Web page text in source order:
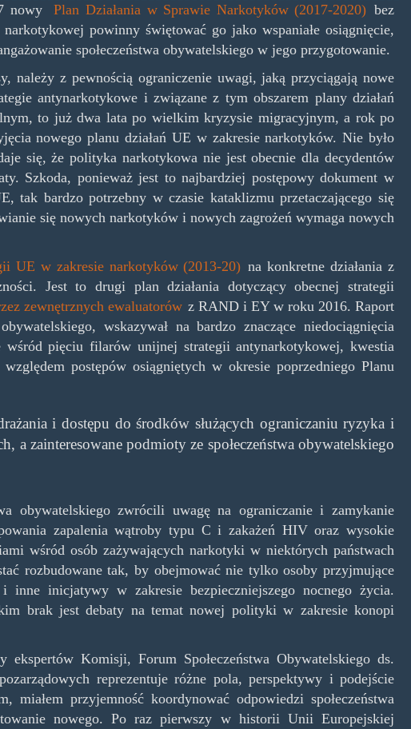
nowy Plan Działania w Sprawie Narkotyków (2017-2020) bez
powinny świętować go jako wspaniałe osiągnięcie,
społeczeństwa obywatelskiego w jego przygotowanie.
należy z pewnością ograniczenie uwagi, jaką przyciągają nowe
antynarkotykowe i związane z tym obszarem plany działań
to już dwa lata po wielkim kryzysie migracyjnym, a rok po
nowego planu działań UE w zakresie narkotyków. Nie było
się, że polityka narkotykowa nie jest obecnie dla decydentów
Szkoda, ponieważ jest to najbardziej postępowy dokument w
tak bardzo potrzebny w czasie kataklizmu przetaczającego się
się nowych narkotyków i nowych zagrożeń wymaga nowych
UE w zakresie narkotyków (2013-20) na konkretne działania z
Jest to drugi plan działania dotyczący obecnej strategii
zewnętrznych ewaluatorów z RAND i EY w roku 2016. Raport
wskazywał na bardzo znaczące niedociągnięcia
pięciu filarów unijnej strategii antynarkotykowej, kwestia
postępów osiągniętych w okresie poprzedniego Planu
i dostępu do środków służących ograniczaniu ryzyka i
a zainteresowane podmioty ze społeczeństwa obywatelskiego
obywatelskiego zwrócili uwagę na ograniczanie i zamykanie
zapalenia wątroby typu C i zakażeń HIV oraz wysokie
wśród osób zażywających narkotyki w niektórych państwach
rozbudowane tak, by obejmować nie tylko osoby przyjmujące
inne inicjatywy w zakresie bezpieczniejszego nocnego życia.
brak jest debaty na temat nowej polityki w zakresie konopi
Komisji, Forum Społeczeństwa Obywatelskiego ds.
reprezentuje różne pola, perspektywy i podejście
przyjemność koordynować odpowiedzi społeczeństwa
nowego. Po raz pierwszy w historii Unii Europejskiej